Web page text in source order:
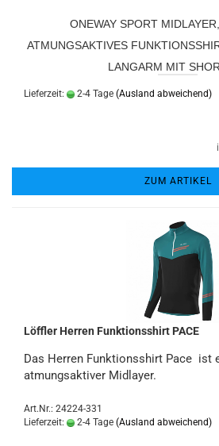
ONEWAY SPORT
ATMUNGSAKTIVES
LANGARM MIT
Lieferzeit: 2-4 Tage (Ausland abweichend)
ZUM ARTIKEL
Löffler Herren Funktionsshirt PACE
Das Herren Funktionsshirt Pace ist
atmungsaktiver Midlayer.
Art.Nr.: 24224-331
Lieferzeit:
2-4 Tage (Ausland abweichend)